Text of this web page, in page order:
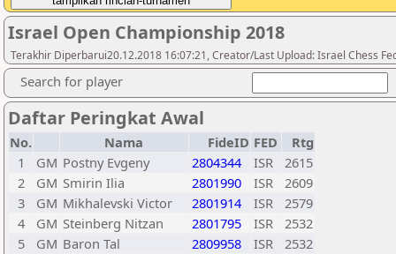
Israel Open Championship 2018
Terakhir Diperbarui20.12.2018 16:07:21, Creator/Last Upload: Israel Chess
Search for player
Daftar Peringkat Awal
No. Nama FideID FED
Rtg
1
GM Postny Evgeny 2804344 ISR
2615
2
GM Smirin Ilia 2801990 ISR
2609
3
GM Mikhalevski Victor 2801914 ISR
2579
4
GM Steinberg Nitzan 2801795 ISR
2532
5
GM Baron Tal 2809958 ISR
2532